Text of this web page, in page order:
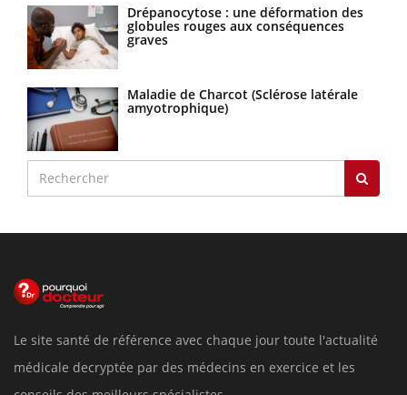
Drépanocytose : une déformation des
globules rouges aux conséquences
graves
Maladie de Charcot (Sclérose latérale
amyotrophique)
Le site santé de référence avec chaque jour toute l'actualité
médicale decryptée par des médecins en exercice et les